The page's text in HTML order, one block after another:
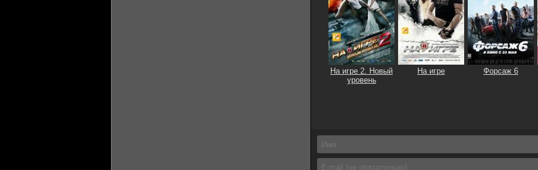
На игре 2. Новый
уровень
На игре Форсаж 6